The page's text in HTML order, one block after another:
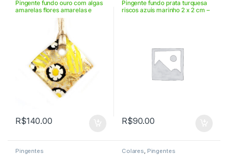
Pingente fundo ouro com algas
amarelas flores amarelas e
pretas – VIOR3359
R$140.00
Pingente fundo prata turquesa
riscos azuis marinho 2 x 2 cm –
R$90.00
Pingentes Colares Pingentes